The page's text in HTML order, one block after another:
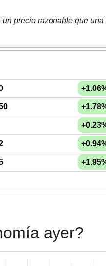
precio razonable que
ayer?